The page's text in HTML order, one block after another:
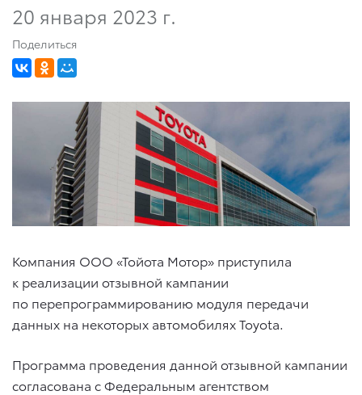
20 января 2023 г.
Поделиться
Компания ООО «Тойота Мотор» приступила
к реализации отзывной кампании
по перепрограммированию модуля передачи
данных на некоторых автомобилях Toyota.
Программа проведения данной отзывной кампании
согласована с Федеральным агентством